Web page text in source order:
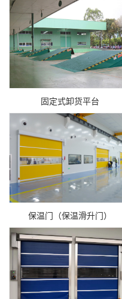
固定式卸货平台
保温门（保温滑升门）